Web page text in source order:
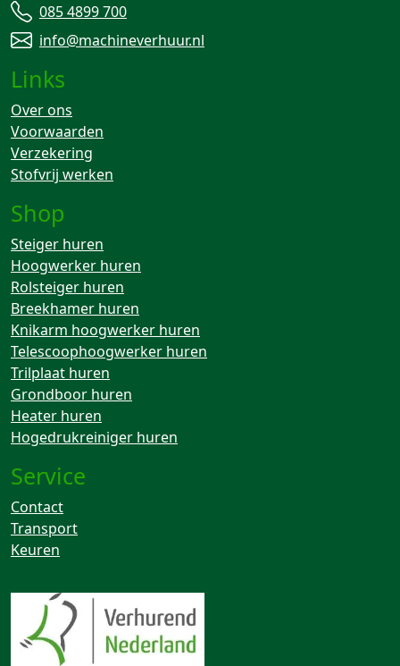
085 4899 700
info@machineverhuur.nl
Links
Over ons
Voorwaarden
Verzekering
Stofvrij werken
Shop
Steiger huren
Hoogwerker huren
Rolsteiger huren
Breekhamer huren
Knikarm hoogwerker huren
Telescoophoogwerker huren
Trilplaat huren
Grondboor huren
Heater huren
Hogedrukreiniger huren
Service
Contact
Transport
Keuren